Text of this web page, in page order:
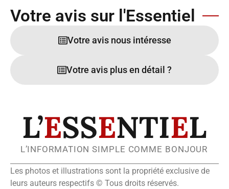
Votre avis sur l'Essentiel
Votre avis nous intéresse
Votre avis plus en détail ?
L’ESSENTIEL
L’INFORMATION SIMPLE COMME BONJOUR
Les photos et illustrations sont la propriété exclusive de
leurs auteurs respectifs © Tous droits réservés.